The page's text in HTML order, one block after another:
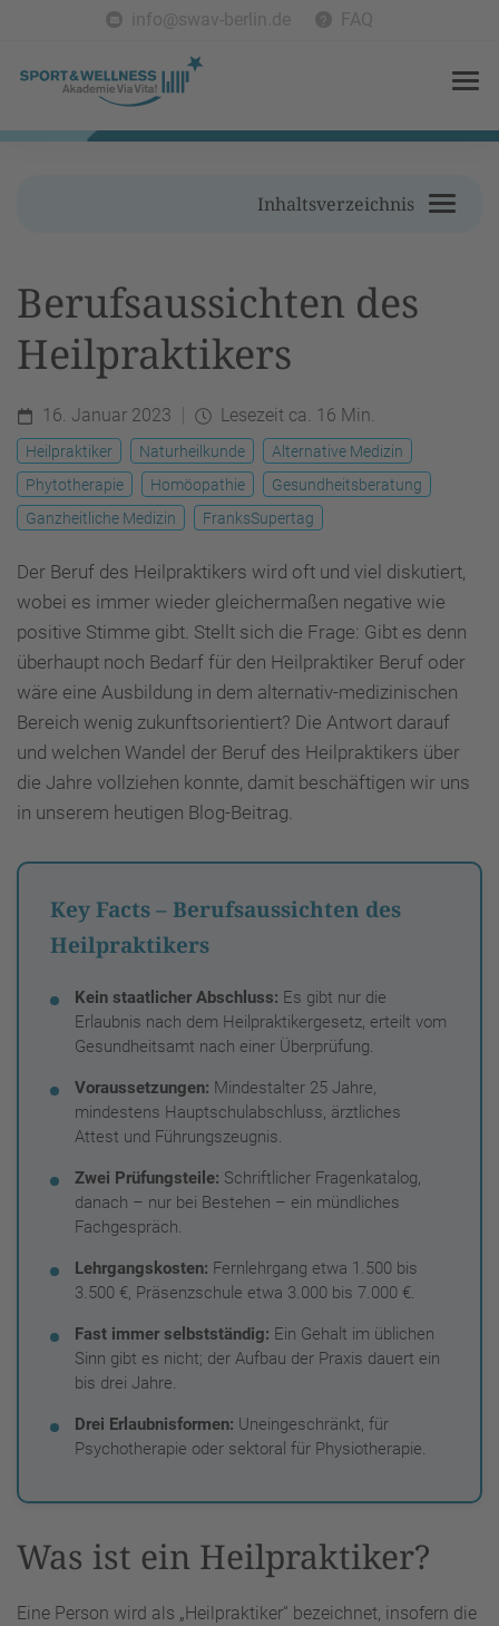
info@swav-berlin.de FAQ
Inhaltsverzeichnis
Berufsaussichten des
Heilpraktikers
16. Januar 2023 Lesezeit ca. 16 Min.
Heilpraktiker Naturheilkunde
Alternative Medizin
Phytotherapie
Homöopathie
Gesundheitsberatung
Ganzheitliche Medizin
FranksSupertag
Der Beruf des Heilpraktikers wird oft und viel diskutiert,
wobei es immer wieder gleichermaßen negative wie
positive Stimme gibt. Stellt sich die Frage: Gibt es denn
überhaupt noch Bedarf für den Heilpraktiker Beruf oder
wäre eine Ausbildung in dem alternativ-medizinischen
Bereich wenig zukunftsorientiert? Die Antwort darauf
und welchen Wandel der Beruf des Heilpraktikers über
die Jahre vollziehen konnte, damit beschäftigen wir uns
in unserem heutigen Blog-Beitrag.
Key Facts – Berufsaussichten des
Heilpraktikers
Kein staatlicher Abschluss: Es gibt nur die
Erlaubnis nach dem Heilpraktikergesetz, erteilt vom
Gesundheitsamt nach einer Überprüfung.
Voraussetzungen: Mindestalter 25 Jahre,
mindestens Hauptschulabschluss, ärztliches
Attest und Führungszeugnis.
Zwei Prüfungsteile: Schriftlicher Fragenkatalog,
danach – nur bei Bestehen – ein mündliches
Fachgespräch.
Lehrgangskosten: Fernlehrgang etwa 1.500 bis
3.500 €, Präsenzschule etwa 3.000 bis 7.000 €.
Fast immer selbstständig: Ein Gehalt im üblichen
Sinn gibt es nicht; der Aufbau der Praxis dauert ein
bis drei Jahre.
Drei Erlaubnisformen: Uneingeschränkt, für
Psychotherapie oder sektoral für Physiotherapie.
Was ist ein Heilpraktiker?
Eine Person wird als „Heilpraktiker“ bezeichnet, insofern die